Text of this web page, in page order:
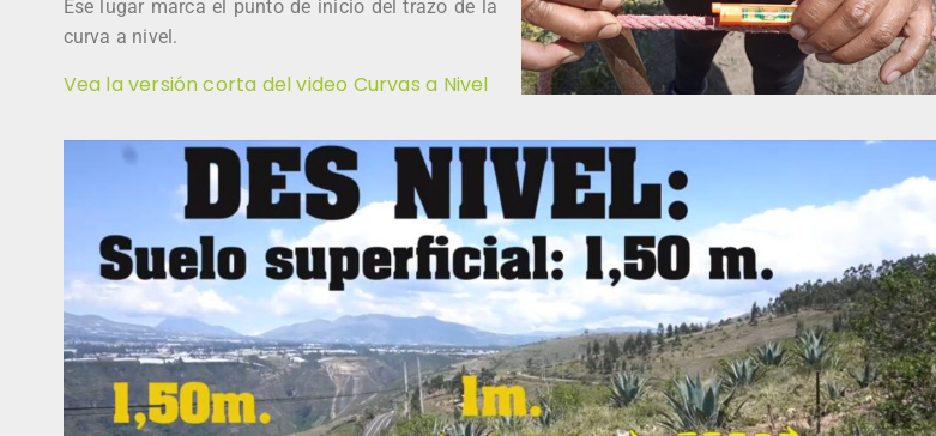
Ese lugar marca el punto de inicio del trazo de la
curva a nivel.
Vea la versión corta del video Curvas a Nivel